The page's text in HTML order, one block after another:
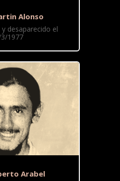
Alonso
desaparecido el
1977
Arabel